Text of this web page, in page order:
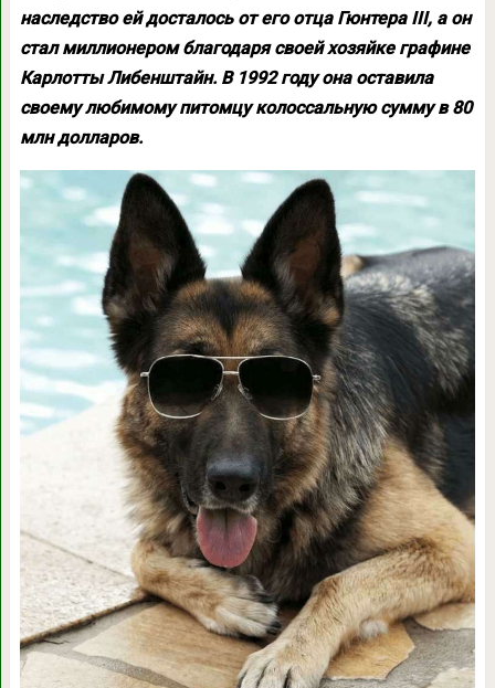
наследство ей досталось от его отца Гюнтера III, а он
стал миллионером благодаря своей хозяйке графине
Карлотты Либенштайн. В 1992 году она оставила
своему любимому питомцу колоссальную сумму в 80
млн долларов.